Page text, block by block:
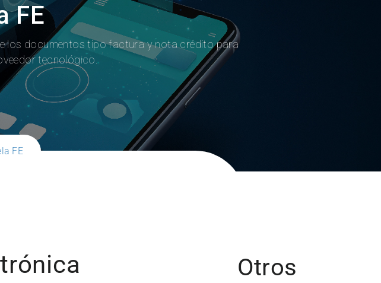
FE
los documentos tipo factura y nota crédito para
tecnológico.
FE
Otros